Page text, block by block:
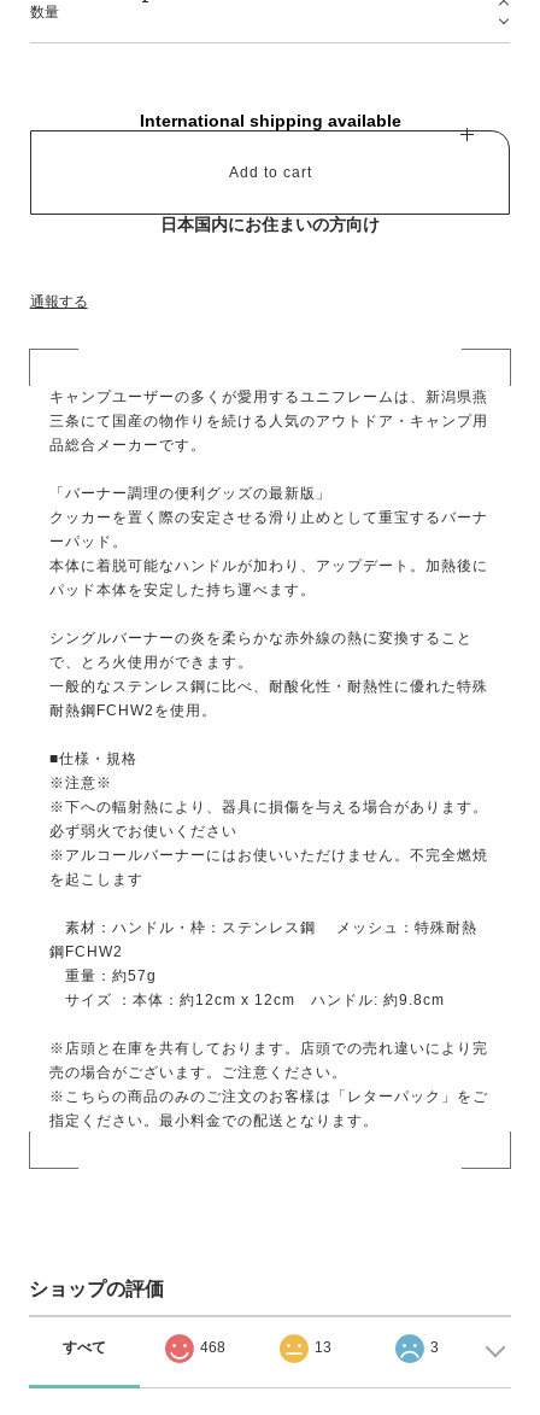
数量
International shipping available
Add to cart
日本国内にお住まいの方向け
通報する
キャンプユーザーの多くが愛用するユニフレームは、新潟県燕
三条にて国産の物作りを続ける人気のアウトドア・キャンプ用
品総合メーカーです。
「バーナー調理の便利グッズの最新版」
クッカーを置く際の安定させる滑り止めとして重宝するバーナ
ーパッド。
本体に着脱可能なハンドルが加わり、アップデート。加熱後に
パッド本体を安定した持ち運べます。
シングルバーナーの炎を柔らかな赤外線の熱に変換すること
で、とろ火使用ができます。
一般的なステンレス鋼に比べ、耐酸化性・耐熱性に優れた特殊
耐熱鋼FCHW2を使用。
■仕様・規格
※注意※
※下への輻射熱により、器具に損傷を与える場合があります。
必ず弱火でお使いください
※アルコールバーナーにはお使いいただけません。不完全燃焼
を起こします
素材：ハンドル・枠：ステンレス鋼 メッシュ：特殊耐熱
鋼FCHW2
重量：約57g
サイズ ：本体：約12cm x 12cm ハンドル: 約9.8cm
※店頭と在庫を共有しております。店頭での売れ違いにより完
売の場合がございます。ご注意ください。
※こちらの商品のみのご注文のお客様は「レターパック」をご
指定ください。最小料金での配送となります。
ショップの評価
すべて 468 13 3